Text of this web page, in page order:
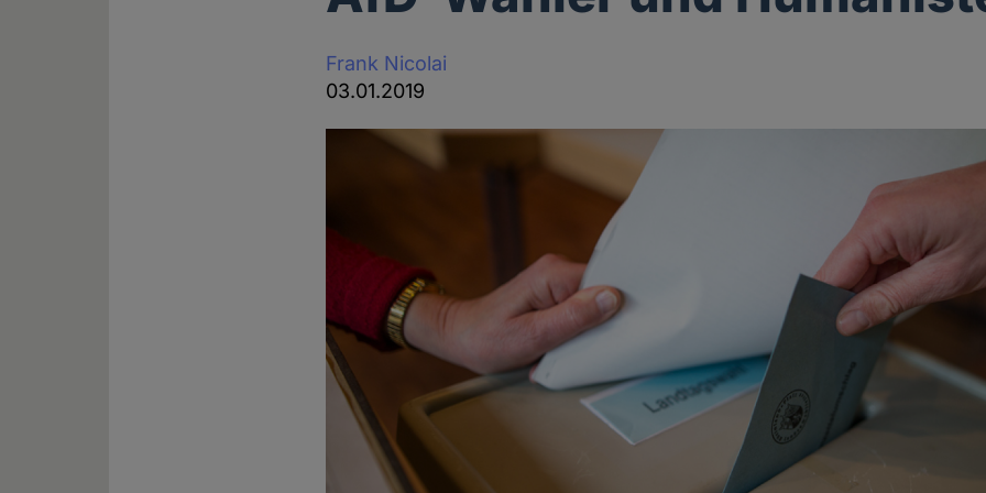
Frank Nicolai
03.01.2019